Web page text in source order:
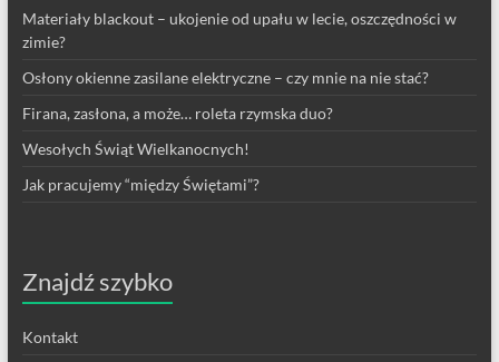
Materiały blackout – ukojenie od upału w lecie, oszczędności w
zimie?
Osłony okienne zasilane elektryczne – czy mnie na nie stać?
Firana, zasłona, a może… roleta rzymska duo?
Wesołych Świąt Wielkanocnych!
Jak pracujemy “między Świętami”?
Znajdź szybko
Kontakt